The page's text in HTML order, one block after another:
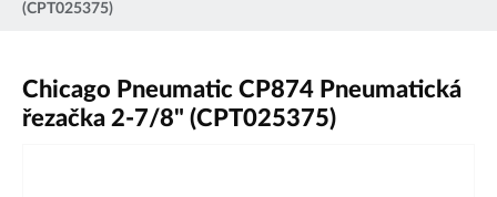
(CPT025375)
Chicago Pneumatic CP874 Pneumatická
řezačka 2-7/8" (CPT025375)